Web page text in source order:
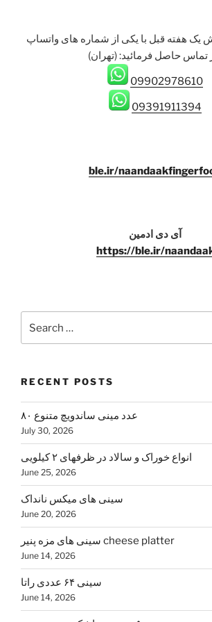
هفته قبل با یکی از شماره های واتساپ
تماس حاصل فرمائيد: (تهران)
09902978610
09391911394
ble.ir/
آی دی ادمین
https://ble.ir/
for:
RECENT POSTS
۸۰ عدد مینی ساندویچ متنوع
July 30, 2026
انواع خوراک و سالاد در ظرفهای ۲ کیلویی
June 25, 2026
سینی های میکس نانداک
June 20, 2026
سینی های مزه پنیر cheese platter
June 14, 2026
سینی ۶۴ عددی راتا
June 14, 2026